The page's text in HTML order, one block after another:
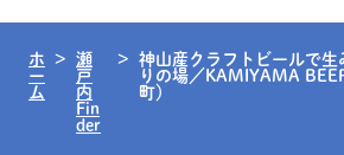
ホ
ー
ム
瀬
戸
内
Fin
der
神山産クラフトビールで生
りの場／KAMIYAMA
町）